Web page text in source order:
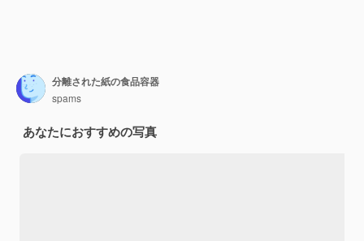
分離された紙の食品容器
spams
あなたにおすすめの写真